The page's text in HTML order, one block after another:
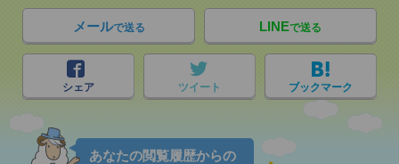
メールで送る LINEで送る
シェア ツイート ブックマーク
あなたの閲覧履歴からの